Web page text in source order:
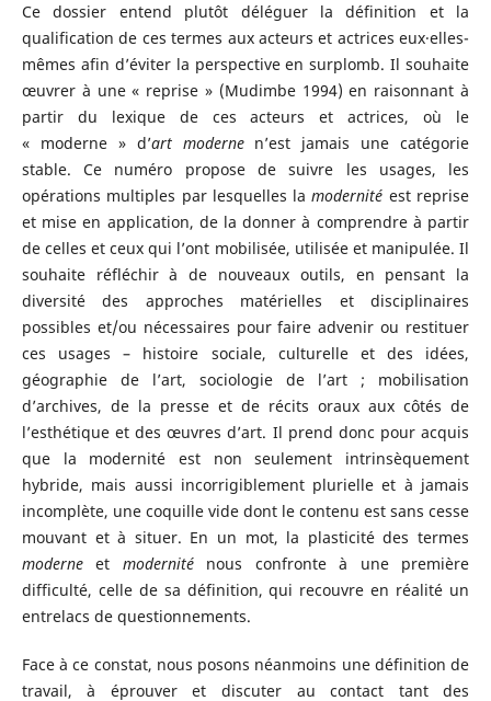
Ce dossier entend plutôt déléguer la définition et la
qualification de ces termes aux acteurs et actrices eux·elles-
mêmes afin d’éviter la perspective en surplomb. Il souhaite
œuvrer à une « reprise » (Mudimbe 1994) en raisonnant à
partir du lexique de ces acteurs et actrices, où le
« moderne » d’art modernen’est jamais une catégorie
stable. Ce numéro propose de suivre les usages, les
opérations multiples par lesquelles lamodernité est reprise
et mise en application, de la donner à comprendre à partir
de celles et ceux qui l’ont mobilisée, utilisée et manipulée. Il
souhaite réfléchir à de nouveaux outils, en pensant la
diversité des approches matérielles et disciplinaires
possibles et/ou nécessaires pour faire advenir ou restituer
ces usages – histoire sociale, culturelle et des idées,
géographie de l’art, sociologie de l’art ; mobilisation
d’archives, de la presse et de récits oraux aux côtés de
l’esthétique et des œuvres d’art. Il prend donc pour acquis
que la modernité est non seulement intrinsèquement
hybride, mais aussi incorrigiblement plurielle et à jamais
incomplète, une coquille vide dont le contenu est sans cesse
mouvant et à situer. En un mot, la plasticité des termes
moderneet moderniténous confronte à une première
difficulté, celle de sa définition, qui recouvre en réalité un
entrelacs de questionnements.
Face à ce constat, nous posons néanmoins une définition de
travail, à éprouver et discuter au contact tant des